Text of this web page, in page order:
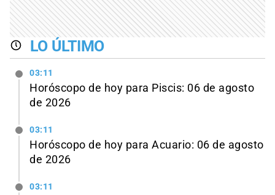
LO ÚLTIMO
03:11
Horóscopo de hoy para Piscis: 06 de agosto
de 2026
03:11
Horóscopo de hoy para Acuario: 06 de agosto
de 2026
03:11